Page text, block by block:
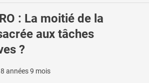
: La moitié de la
aux tâches
?
8 années 9 mois